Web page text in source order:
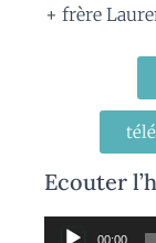
+ frère
Ecouter
Lecteur00:00